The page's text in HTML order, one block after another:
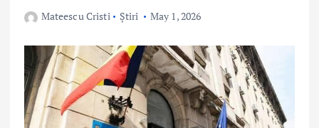
Mateescu Cristi Știri May 1, 2026